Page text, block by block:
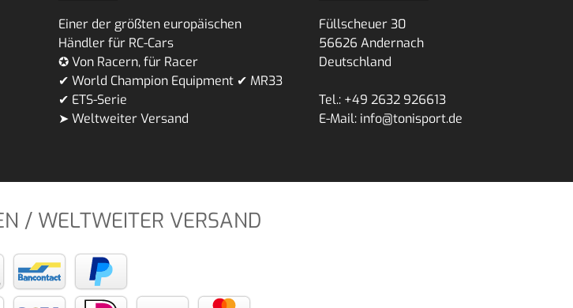
Einer der größten europäischen
Händler für RC-Cars
✪ Von Racern, für Racer
✔ World Champion Equipment ✔ MR33
✔ ETS-Serie
➤ Weltweiter Versand
Füllscheuer 30
56626 Andernach
Deutschland
Tel.: +49 2632 926613
E-Mail: info@tonisport.de
/ WELTWEITER VERSAND